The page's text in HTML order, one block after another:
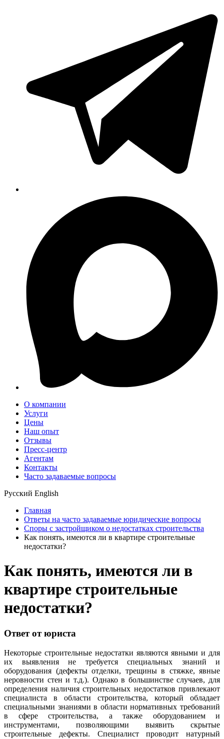
О компании
Услуги
Цены
Наш опыт
Отзывы
Пресс-центр
Агентам
Контакты
Часто задаваемые вопросы
Русский English
Главная
Ответы на часто задаваемые юридические вопросы
Споры с застройщиком о недостатках строительства
Как понять, имеются ли в квартире строительные
недостатки?
Как понять, имеются ли в
квартире строительные
недостатки?
Ответ от юриста
Некоторые строительные недостатки являются явными и для
их выявления не требуется специальных знаний и
оборудования (дефекты отделки, трещины в стяжке, явные
неровности стен и т.д.). Однако в большинстве случаев, для
определения наличия строительных недостатков привлекают
специалиста в области строительства, который обладает
специальными знаниями в области нормативных требований
в сфере строительства, а также оборудованием и
инструментами, позволяющими выявить скрытые
строительные дефекты. Специалист проводит натурный